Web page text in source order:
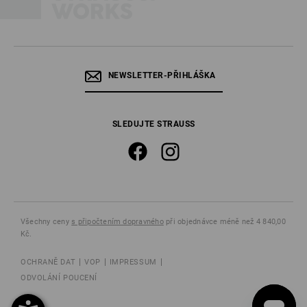
NEWSLETTER-PŘIHLÁŠKA
SLEDUJTE STRAUSS
Všechny ceny s připočtením dopravnéhopři objednávce méně než 4 840,00
Kč.
OCHRANĚ DAT VOP
IMPRESSUM
ODVOLÁNÍ POUCENÍ